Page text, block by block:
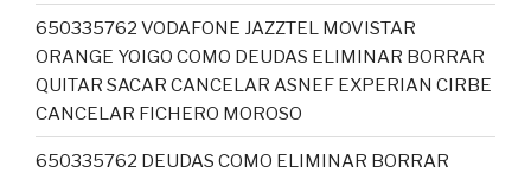
650335762 VODAFONE JAZZTEL MOVISTAR
ORANGE YOIGO COMO DEUDAS ELIMINAR BORRAR
QUITAR SACAR CANCELAR ASNEF EXPERIAN CIRBE
CANCELAR FICHERO MOROSO
650335762 DEUDAS COMO ELIMINAR BORRAR